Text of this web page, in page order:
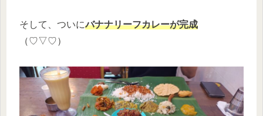
そして、ついにバナナリーフカレーが完成
（♡▽♡）